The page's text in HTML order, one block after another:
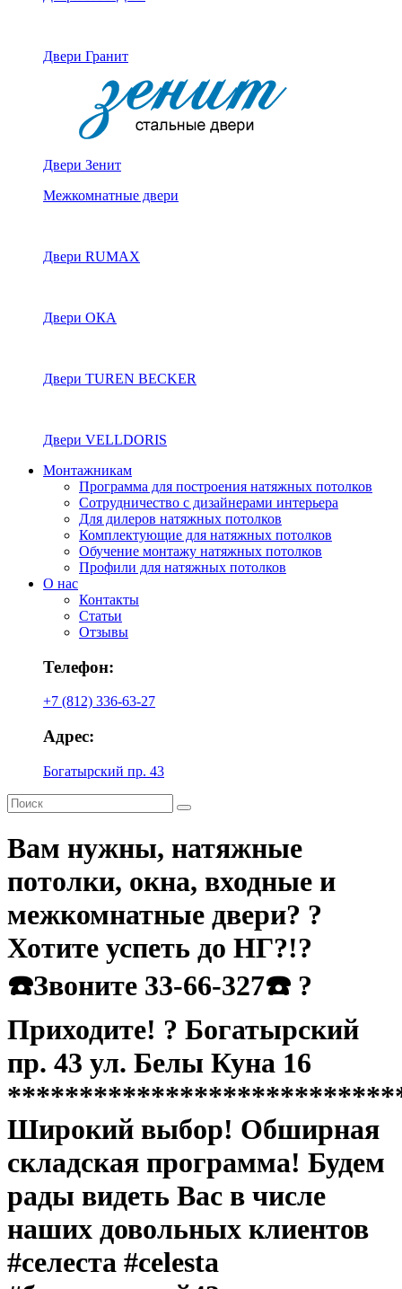
Двери Гранит
Двери Зенит
Межкомнатные двери
Двери RUMAX
Двери ОКА
Двери TUREN BECKER
Двери VELLDORIS
Монтажникам
Программа для построения натяжных потолков
Сотрудничество с дизайнерами интерьера
Для дилеров натяжных потолков
Комплектующие для натяжных потолков
Обучение монтажу натяжных потолков
Профили для натяжных потолков
О нас
Контакты
Статьи
Отзывы
Телефон:
+7 (812) 336-63-27
Адрес:
Богатырский пр. 43
Вам нужны, натяжные
потолки, окна, входные и
межкомнатные двери? ?
Хотите успеть до НГ?!?
☎️Звоните 33-66-327☎️ ?
Приходите! ? Богатырский
пр. 43 ул. Белы Куна 16
Широкий выбор! Обширная
складская программа! Будем
рады видеть Вас в числе
наших довольных клиентов
#селеста #celesta